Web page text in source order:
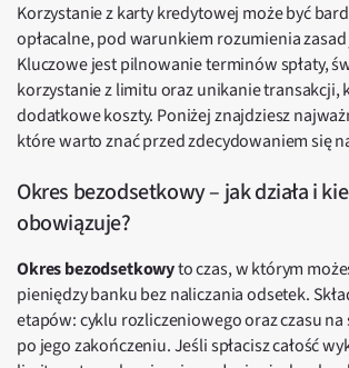
Korzystanie z karty kredytowej może być
opłacalne, pod warunkiem rozumienia zasad
Kluczowe jest pilnowanie terminów spłaty,
korzystanie z limitu oraz unikanie transakcji,
dodatkowe koszty. Poniżej znajdziesz
które warto znać przed zdecydowaniem się
Okres bezodsetkowy – jak działa i
obowiązuje?
Okres bezodsetkowyto czas, w którym
pieniędzy banku bez naliczania odsetek.
etapów: cyklu rozliczeniowego oraz czasu na
po jego zakończeniu. Jeśli spłacisz całość